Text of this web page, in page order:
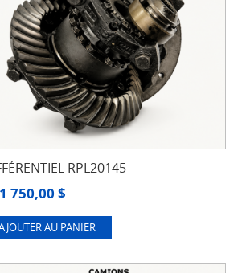
RPL20145
1 750,00 $
AU PANIER